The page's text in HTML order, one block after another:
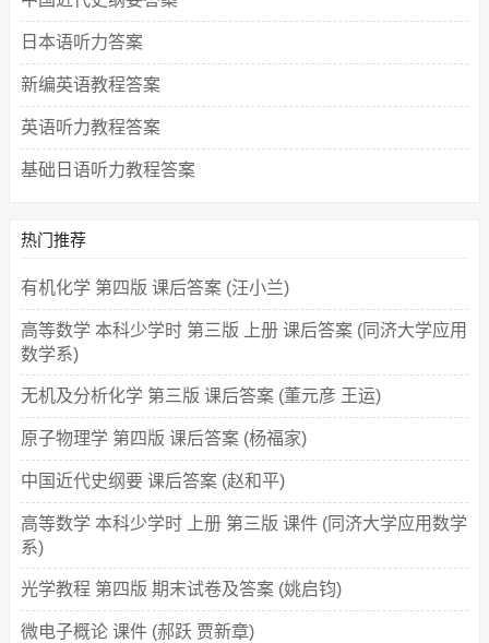
日本语听力答案
新编英语教程答案
英语听力教程答案
基础日语听力教程答案
热门推荐
有机化学 第四版 课后答案 (汪小兰)
高等数学 本科少学时 第三版 上册 课后答案 (同济大学应用
数学系)
无机及分析化学 第三版 课后答案 (董元彦 王运)
原子物理学 第四版 课后答案 (杨福家)
中国近代史纲要 课后答案 (赵和平)
高等数学 本科少学时 上册 第三版 课件 (同济大学应用数学
系)
光学教程 第四版 期末试卷及答案 (姚启钧)
微电子概论 课件 (郝跃 贾新章)